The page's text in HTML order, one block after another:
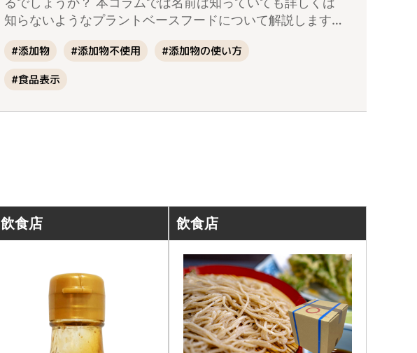
#添加物 #添加物不使用 #添加物の使い方
#食品表示
知らないようなプラントベースフードについて解説します…
飲食店 飲食店